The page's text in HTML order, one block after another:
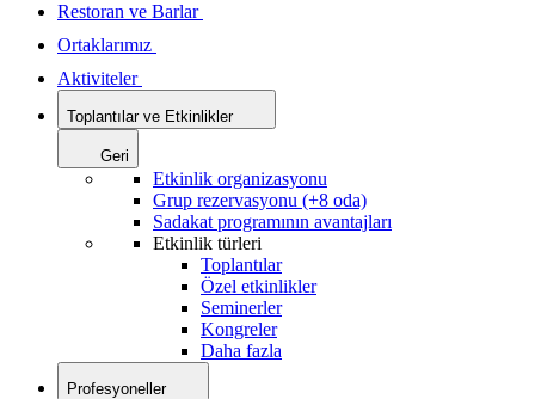
Restoran ve Barlar
Ortaklarımız
Aktiviteler
Toplantılar ve Etkinlikler
Geri
Etkinlik organizasyonu
Grup rezervasyonu (+8 oda)
Sadakat programının avantajları
Etkinlik türleri
Toplantılar
Özel etkinlikler
Seminerler
Kongreler
Daha fazla
Profesyoneller